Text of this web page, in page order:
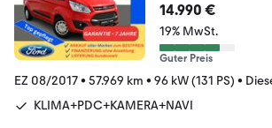
14.990 €
19% MwSt.
Guter Preis
EZ 08/2017• 57.969 km • 96 kW (131 PS) •
KLIMA+PDC+KAMERA+NAVI